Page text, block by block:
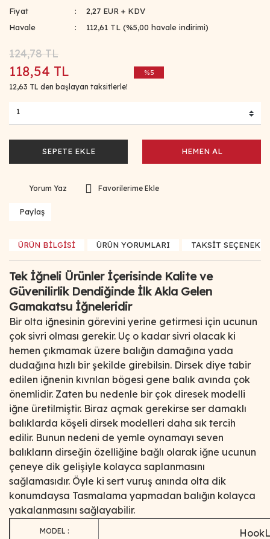
Fiyat
2,27 EUR + KDV
Havale
112,61 TL (%5,00 havale indirimi)
124,78 TL
118,54 TL
12,63 TL den başlayan taksitlerle!
%5
SEPETE EKLE HEMEN AL
Yorum Yaz
Paylaş
ÜRÜN BİLGİSİ ÜRÜN YORUMLARI TAKSİT
Tek İğneli Ürünler İçerisinde Kalite ve
Güvenilirlik Dendiğinde İlk Akla Gelen
Gamakatsu İğneleridir
Bir olta iğnesinin görevini yerine getirmesi için ucunun
çok sivri olması gerekir. Uç o kadar sivri olacak ki
hemen çıkmamak üzere balığın damağına yada
dudağına hızlı bir şekilde girebilsin. Dirsek diye tabir
edilen iğnenin kıvrılan bögesi gene balık avında çok
önemlidir. Zaten bu nedenle bir çok diresek modelli
iğne üretilmiştir. Biraz açmak gerekirse ser damaklı
balıklarda köşeli dirsek modelleri daha sık tercih
edilir. Bunun nedeni de yemle oynamayı seven
balıkların dirseğin özelliğine bağlı olarak iğne ucunun
çeneye dik gelişiyle kolayca saplanmasını
sağlamasıdır. Öyle ki sert vuruş anında olta dik
konumdaysa Tasmalama yapmadan balığın kolayca
yakalanmasını sağlayabilir.
MODEL :